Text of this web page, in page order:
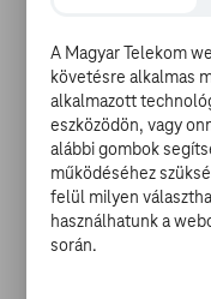
Lázadás) kapták a
univerzumbővítést
véghezvigyék.
Cameronnak nem
megszólalása az
kímélte: "Remélem,
A Magyar Telekom
követésre alkalmas
alkalmazott
eszközödön, vagy
alábbi gombok
működéséhez
felül milyen
használhatunk a
során.